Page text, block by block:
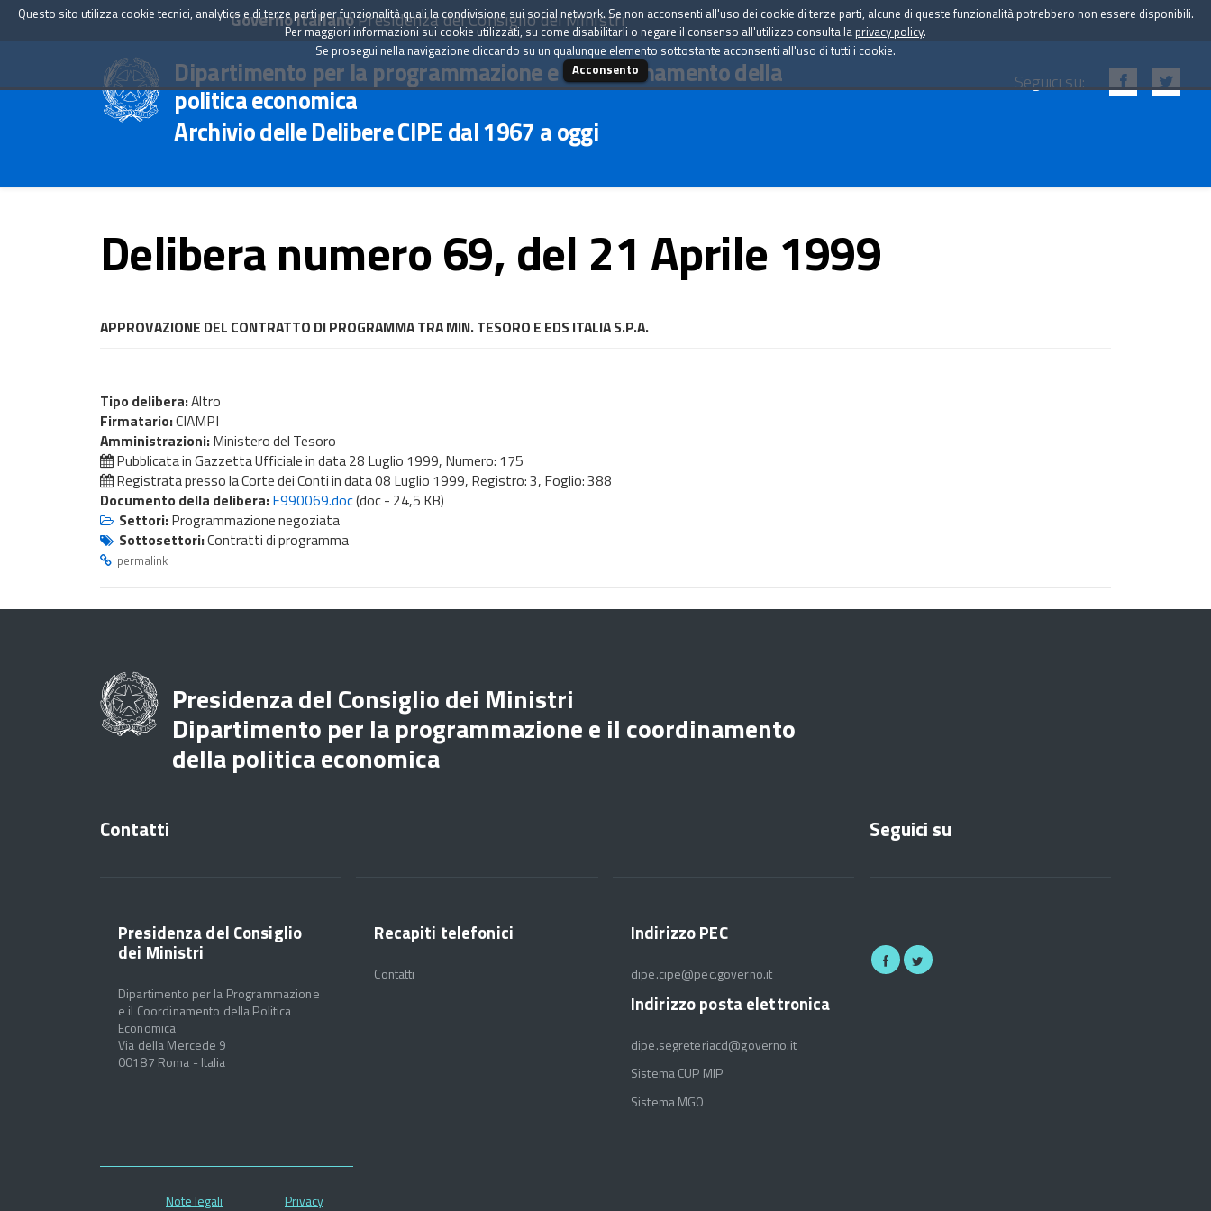
Governo ItalianoPresidenza del Consiglio dei Ministri
Dipartimento per la programmazione e il coordinamento della
politica economica
Archivio delle Delibere CIPE dal 1967 a oggi
Seguici su:
Delibera numero 69, del 21 Aprile 1999
APPROVAZIONE DEL CONTRATTO DI PROGRAMMA TRA MIN. TESORO E EDS ITALIA S.P.A.
Tipo delibera:Altro
Firmatario:CIAMPI
Amministrazioni:Ministero del Tesoro
Pubblicata in Gazzetta Ufficiale in data28 Luglio 1999, Numero: 175
Registrata presso la Corte dei Conti in data08 Luglio 1999, Registro: 3, Foglio: 388
Documento della delibera:E990069.doc(doc - 24,5 KB)
Settori:Programmazione negoziata
Sottosettori:Contratti di programma
permalink
Questo sito utilizza cookie tecnici, analytics e di terze parti per funzionalità quali la condivisione sui social network. Se non acconsenti all'uso dei cookie di terze parti, alcune di queste funzionalità potrebbero non essere disponibili.
Per maggiori informazioni sui cookie utilizzati, su come disabilitarli o negare il consenso all'utilizzo consulta la privacy policy.
Se prosegui nella navigazione cliccando su un qualunque elemento sottostante acconsenti all'uso di tutti i cookie.
Acconsento
Presidenza del Consiglio dei Ministri
Dipartimento per la programmazione e il coordinamento
della politica economica
Contatti
Presidenza del Consiglio
dei Ministri
Dipartimento per la Programmazione
e il Coordinamento della Politica
Economica
Via della Mercede 9
00187 Roma - Italia
Recapiti telefonici
Contatti
Indirizzo PEC
dipe.cipe@pec.governo.it
Indirizzo posta elettronica
dipe.segreteriacd@governo.it
Sistema CUP MIP
Sistema MGO
Seguici su
Note legali Privacy